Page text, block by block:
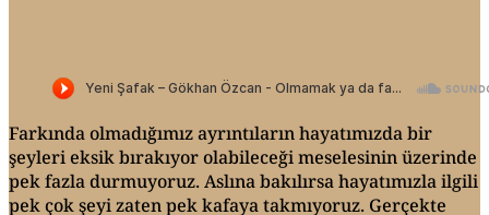
Farkında olmadığımız ayrıntıların hayatımızda bir
şeyleri eksik bırakıyor olabileceği meselesinin üzerinde
pek fazla durmuyoruz. Aslına bakılırsa hayatımızla ilgili
pek çok şeyi zaten pek kafaya takmıyoruz. Gerçekte